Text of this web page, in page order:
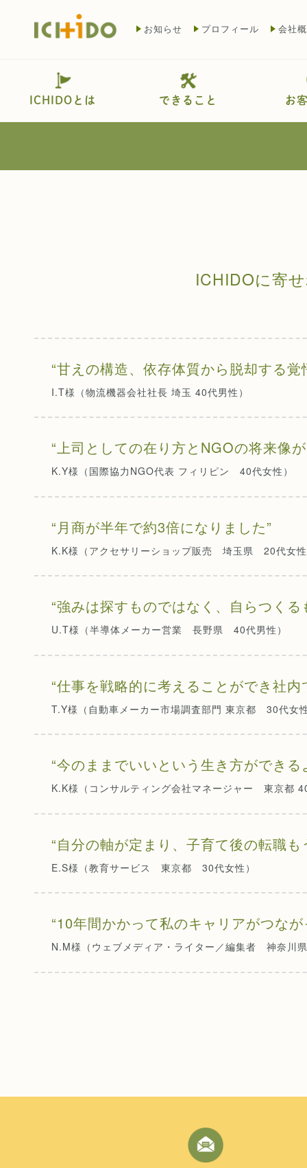
お知らせ プロフィール 会社
ICHIDOとは できること お
ICHIDOに寄
“甘えの構造、依存体質から脱却する覚
I.T様（物流機器会社社長 埼玉 40代男性）
“上司としての在り方とNGOの将来像
K.Y様（国際協力NGO代表 フィリピン 40代女性）
“月商が半年で約3倍になりました”
K.K様（アクセサリーショップ販売 埼玉県 20代女
“強みは探すものではなく、自らつく
U.T様（半導体メーカー営業 長野県 40代男性）
“仕事を戦略的に考えることができ社
T.Y様（自動車メーカー市場調査部門 東京都 30代女
“今のままでいいという生き方ができ
K.K様（コンサルティング会社マネージャー 東京都
“自分の軸が定まり、子育て後の転職
E.S様（教育サービス 東京都 30代女性）
“10年間かかって私のキャリアがつな
N.M様（ウェブメディア・ライター／編集者 神奈川